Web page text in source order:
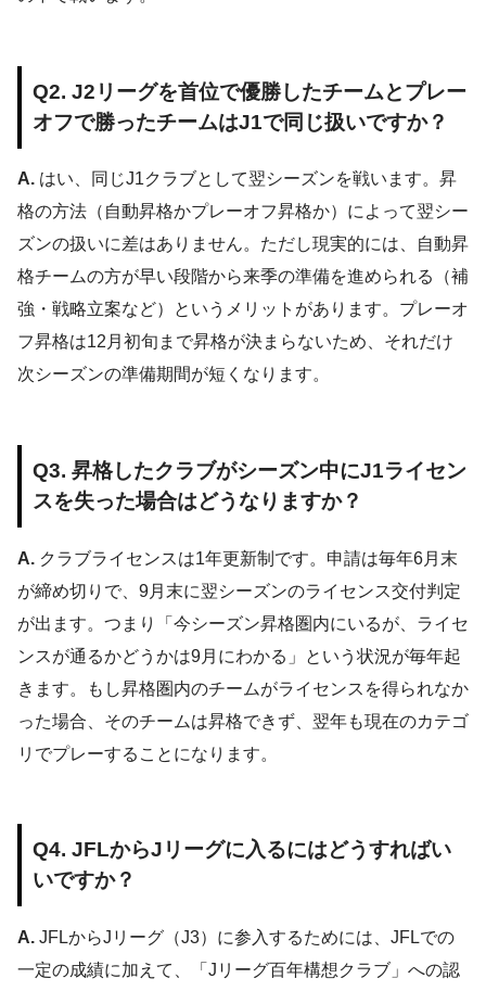
Q2. J2リーグを首位で優勝したチームとプレー
オフで勝ったチームはJ1で同じ扱いですか？
A. はい、同じJ1クラブとして翌シーズンを戦います。昇
格の方法（自動昇格かプレーオフ昇格か）によって翌シー
ズンの扱いに差はありません。ただし現実的には、自動昇
格チームの方が早い段階から来季の準備を進められる（補
強・戦略立案など）というメリットがあります。プレーオ
フ昇格は12月初旬まで昇格が決まらないため、それだけ
次シーズンの準備期間が短くなります。
Q3. 昇格したクラブがシーズン中にJ1ライセン
スを失った場合はどうなりますか？
A. クラブライセンスは1年更新制です。申請は毎年6月末
が締め切りで、9月末に翌シーズンのライセンス交付判定
が出ます。つまり「今シーズン昇格圏内にいるが、ライセ
ンスが通るかどうかは9月にわかる」という状況が毎年起
きます。もし昇格圏内のチームがライセンスを得られなか
った場合、そのチームは昇格できず、翌年も現在のカテゴ
リでプレーすることになります。
Q4. JFLからJリーグに入るにはどうすればい
いですか？
A. JFLからJリーグ（J3）に参入するためには、JFLでの
一定の成績に加えて、「Jリーグ百年構想クラブ」への認